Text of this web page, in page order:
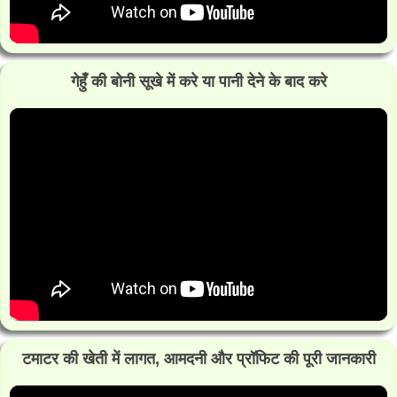
गेहुँ की बोनी सूखे में करे या पानी देने के बाद करे
टमाटर की खेती में लागत, आमदनी और प्रॉफिट की पूरी जानकारी